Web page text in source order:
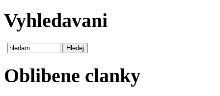
Vyhledavani
Oblibene clanky